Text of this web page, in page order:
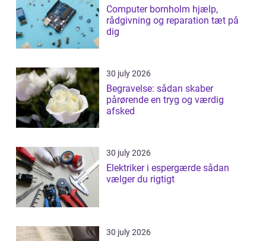
Computer bornholm hjælp,
rådgivning og reparation tæt på
dig
30 july 2026
Begravelse: sådan skaber
pårørende en tryg og værdig
afsked
30 july 2026
Elektriker i espergærde sådan
vælger du rigtigt
30 july 2026